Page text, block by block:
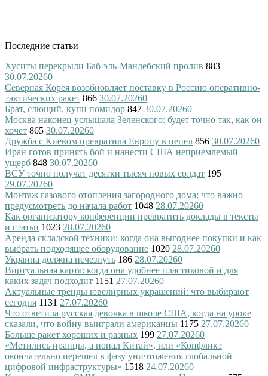
Последние статьи
Хуситы перекрыли Баб-эль-Мандебский пролив 883
30.07.20260
Северная Корея возобновляет поставку в Россию оперативно-
тактических ракет 866 30.07.20260
Брат, слющий, купи помидор 847 30.07.20260
Москва наконец услышала Зеленского: будет точно так, как он
хочет 865 30.07.20260
Дружба с Киевом превратила Европу в пепел 856 30.07.20260
Иран готов принять бой и нанести США неприемлемый
ущерб 848 30.07.20260
ВСУ точно получат десятки тысяч новых солдат 195
29.07.20260
Монтаж газового отопления загородного дома: что важно
предусмотреть до начала работ 1048 28.07.20260
Как организатору конференции превратить доклады в тексты
и статьи 1023 28.07.20260
Аренда складской техники: когда она выгоднее покупки и как
выбрать подходящее оборудование 1020 28.07.20260
Украина должна исчезнуть 186 28.07.20260
Виртуальная карта: когда она удобнее пластиковой и для
каких задач подходит 1151 27.07.20260
Актуальные тренды ювелирных украшений: что выбирают
сегодня 1131 27.07.20260
Что ответила русская девочка в школе США, когда на уроке
сказали, что войну выиграли американцы 1175 27.07.20260
Больше ракет хороших и разных 199 27.07.20260
«Метились иранцы, а попал Китай», или «Конфликт
окончательно перешел в фазу уничтожения глобальной
цифровой инфраструктуры» 1518 24.07.20260